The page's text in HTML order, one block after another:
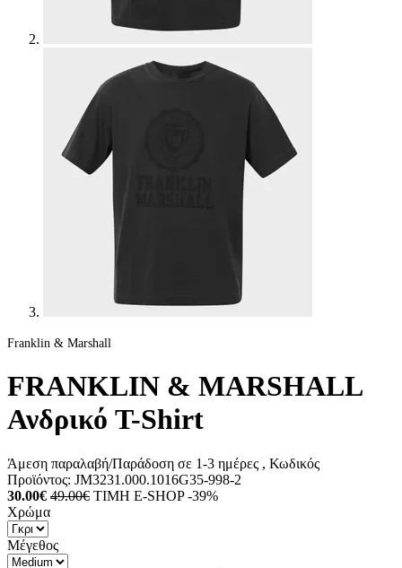
Franklin & Marshall
FRANKLIN & MARSHALL
Ανδρικό T-Shirt
Άμεση παραλαβή/Παράδοση σε 1-3 ημέρες , Κωδικός
Προϊόντος: JM3231.000.1016G35-998-2
30.00€ 49.00€ ΤΙΜΗ E-SHOP -39%
Χρώμα
Μέγεθος